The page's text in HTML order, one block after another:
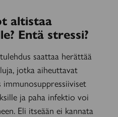
altistaa
Entä stressi?
saattaa herättää
jotka aiheuttavat
ja paha infektio voi
Eli itseään ei kannata